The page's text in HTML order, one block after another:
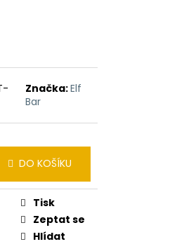
Značka:Elf
Bar
DO KOŠÍKU
Tisk
Zeptat se
Hlídat